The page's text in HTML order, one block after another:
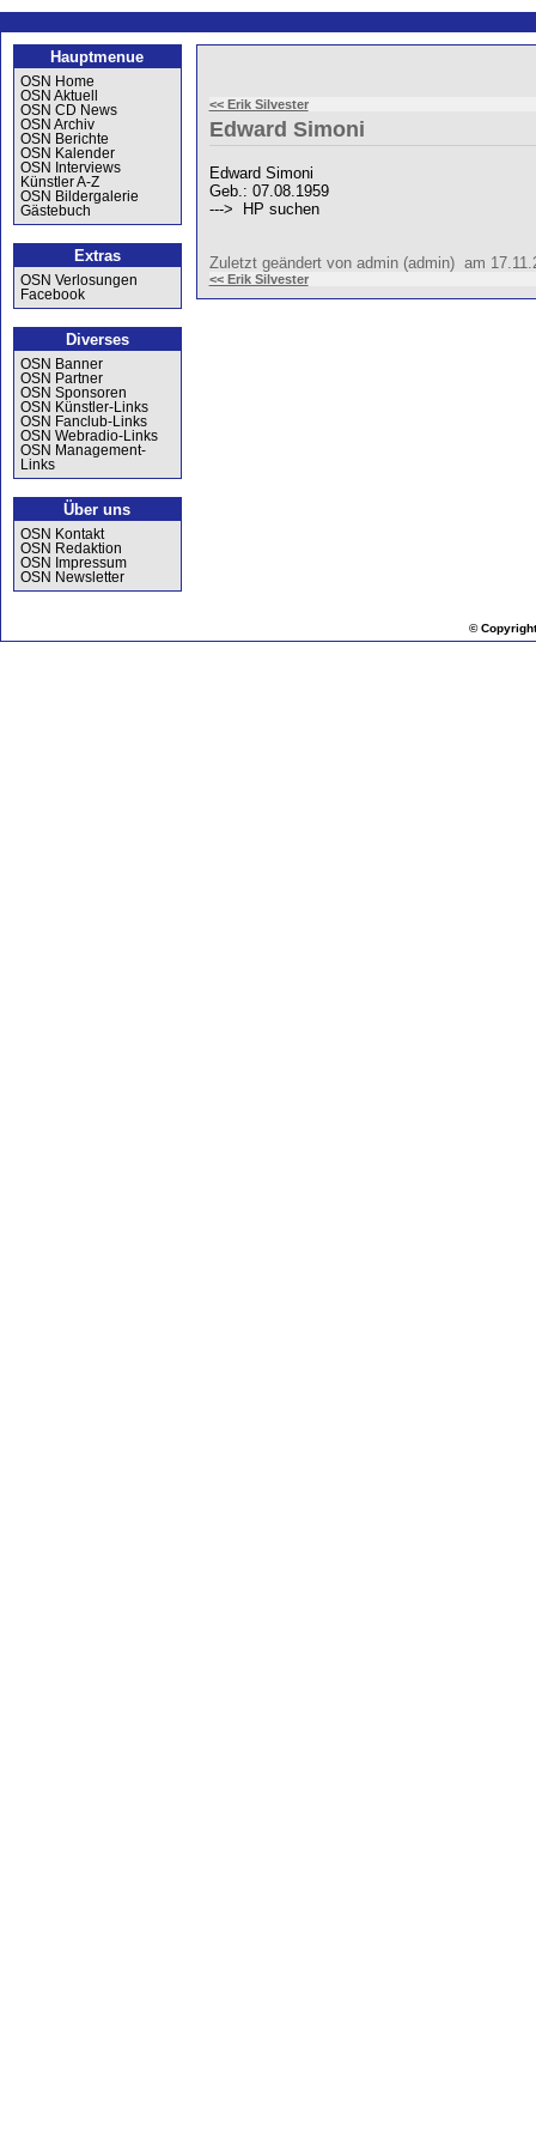
Hauptmenue
OSN Home
OSN Aktuell
OSN CD News
OSN Archiv
OSN Berichte
OSN Kalender
OSN Interviews
Künstler A-Z
OSN Bildergalerie
Gästebuch
Extras
OSN Verlosungen
Facebook
Diverses
OSN Banner
OSN Partner
OSN Sponsoren
OSN Künstler-Links
OSN Fanclub-Links
OSN Webradio-Links
OSN Management-
Links
Über uns
OSN Kontakt
OSN Redaktion
OSN Impressum
OSN Newsletter
<< Erik Silvester
Edward Simoni
Edward Simoni
Geb.: 07.08.1959
---> HP suchen
Zuletzt geändert von admin (admin) am
<< Erik Silvester
©